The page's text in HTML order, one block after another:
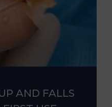
AND FALLS